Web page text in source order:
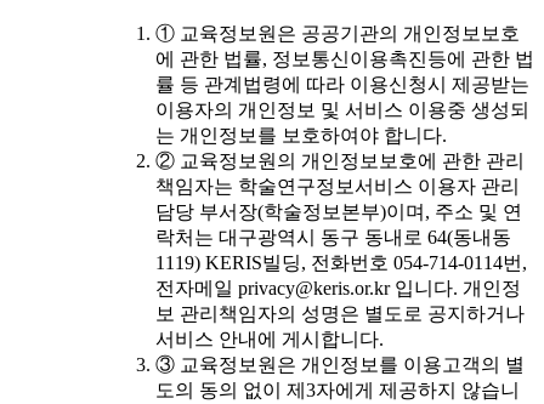
① 교육정보원은 공공기관의 개인정보보호
에 관한 법률, 정보통신이용촉진등에 관한 법
률 등 관계법령에 따라 이용신청시 제공받는
이용자의 개인정보 및 서비스 이용중 생성되
는 개인정보를 보호하여야 합니다.
② 교육정보원의 개인정보보호에 관한 관리
책임자는 학술연구정보서비스 이용자 관리
담당 부서장(학술정보본부)이며, 주소 및 연
락처는 대구광역시 동구 동내로 64(동내동
1119) KERIS빌딩, 전화번호 054-714-0114번,
전자메일 privacy@keris.or.kr 입니다. 개인정
보 관리책임자의 성명은 별도로 공지하거나
서비스 안내에 게시합니다.
③ 교육정보원은 개인정보를 이용고객의 별
도의 동의 없이 제3자에게 제공하지 않습니